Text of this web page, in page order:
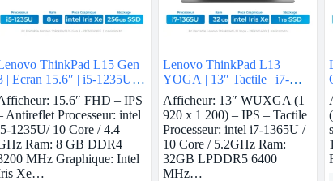
ThinkPad L15 Gen
| Ecran 15.6″ | i5-1235U |
8 GB Ram | intel Iris Xe |
GB SSD
15.6″ FHD – IPS
Antireflet Processeur: intel
1235U/ 10 Core / 4.4
Ram: 8 GB DDR4
MHz Graphique: Intel
Xe…
Lenovo ThinkPad L13
YOGA | 13″ Tactile | i7-
1365U vPro | 32 GB Ram |
intel Iris Xe | 1 TB SSD
Afficheur: 13″ WUXGA (1
920 x 1 200) – IPS – Tactile
Processeur: intel i7-1365U /
10 Core / 5.2GHz Ram:
32GB LPDDR5 6400
MHz…